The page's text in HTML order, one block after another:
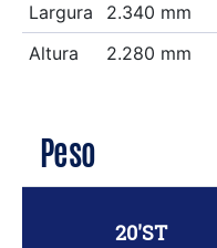
Largura 2.340 mm
Altura
2.280 mm
Peso
20'ST